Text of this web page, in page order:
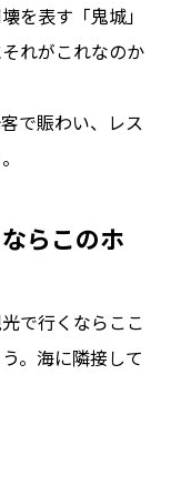
を表す「鬼城」
れがこれなのか
で賑わい、レス
らこのホ
で行くならここ
。海に隣接して